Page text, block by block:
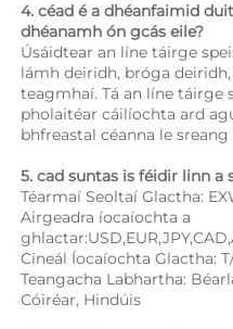
4. céad é a dhéanfaimid
dhéanamh ón gcás eile?
Úsáidtear an líne táirge
lámh deiridh, bróga
teagmhaí. Tá an líne táirge
pholaitéar cáilíochta ard
bhfreastal céanna le
5. cad suntas is féidir linn a
Téarmaí Seoltaí Glactha:
Airgeadra íocaíochta a
Teangacha Labhartha:
Cóiréar, Hindúis